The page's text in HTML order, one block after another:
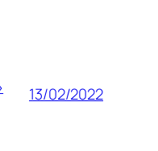
13/02/2022